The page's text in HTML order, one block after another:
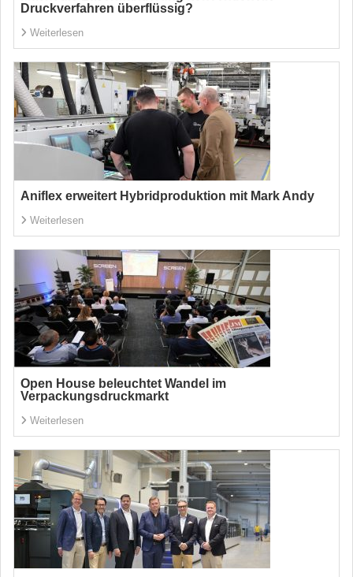
Druckverfahren überflüssig?
Weiterlesen
Aniflex erweitert Hybridproduktion mit Mark Andy
Weiterlesen
Open House beleuchtet Wandel im
Verpackungsdruckmarkt
Weiterlesen